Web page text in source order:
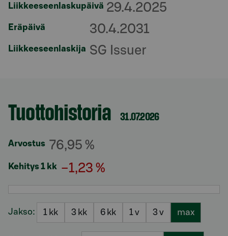
Liikkeeseenlaskupäivä 29.4.2025
Eräpäivä 30.4.2031
Liikkeeseenlaskija SG Issuer
Osio otsikolla
Tuottohistoria 31.07.2026
Arvostus 76,95 %
Kehitys 1 kk −1,23 %
Jakso: 1 kk 3 kk 6 kk 1 v 3 v max